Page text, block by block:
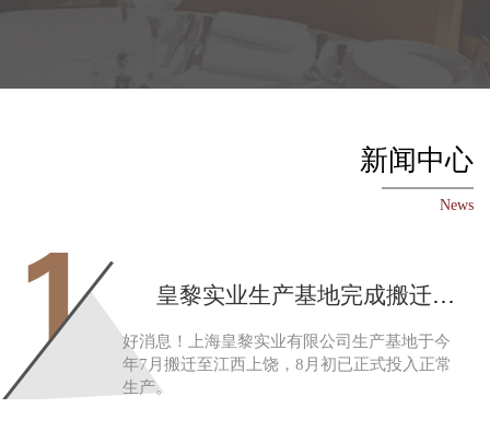
新闻中心
News
1 皇黎实业生产基地完成搬迁，公司综合实力更上一层楼
好消息！上海皇黎实业有限公司生产基地于今
年7月搬迁至江西上饶，8月初已正式投入正常
生产。